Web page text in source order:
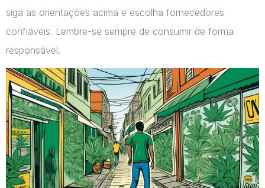
siga as orientações acima e escolha fornecedores
confiáveis. Lembre-se sempre de consumir de forma
responsável.